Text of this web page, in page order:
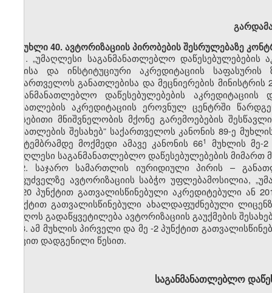
მუხლი40. ავტორიზაციისპირობებისშესრულებაზე
1. „უმაღლესი საგანმანათლებლო დაწესებულებების
წესისა და ინსტიტუციური
აკრედიტაციის
საქართველოს განათლებისა და მეცნიერების
საგანმანათლებლო დაწესებულებების
განათლების აკრედიტაციის ეროვნულ ცენტრში
არსებითი მნიშვნელობის მქონე გარემოებების
განათლების შესახებ” საქართველოს კანონის89-ე
სექტემბრამდე მოქმედი ამავე კანონის 66​1 მუხლის მე-2
უმაღლესი საგანმანათლებლო დაწესებულებების მიმართ
2. საჯარო სამართლის იურიდიულიპირის–
საფუძველზე ავტორიზაციის საბჭო უფლებამოსილია,
მე-20 პუნქტით გათვალისწინებული აკრედიტებულიან
პუნქტით გათვალისწინებული ახალდაფუძნებული
მიიღოს გადაწყვეტილება ავტორიზაციის გაუქმების
3. ამ მუხლის პირველი და მე -2პუნქტით
თავითდადგენილი წესით.
საგანმანათლებლო